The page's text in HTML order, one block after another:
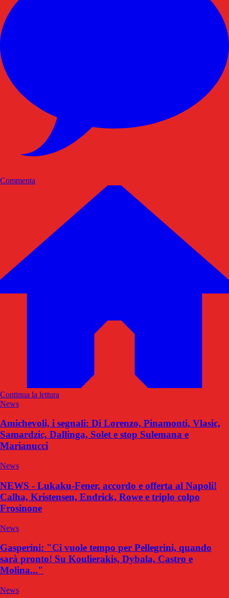
Commenta
Continua la lettura
News
Amichevoli, i segnali: Di Lorenzo, Pinamonti, Vlasic,
Samardzic, Dallinga, Solet e stop Sulemana e
Marianucci
News
NEWS - Lukaku-Fener, accordo e offerta al Napoli!
Calha, Kristensen, Endrick, Rowe e triplo colpo
Frosinone
News
Gasperini: "Ci vuole tempo per Pellegrini, quando
sarà pronto! Su Koulierakis, Dybala, Castro e
Molina..."
News